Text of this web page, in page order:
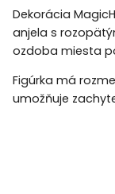
Dekorácia
anjela s
ozdoba miesta
Figúrka má
umožňuje